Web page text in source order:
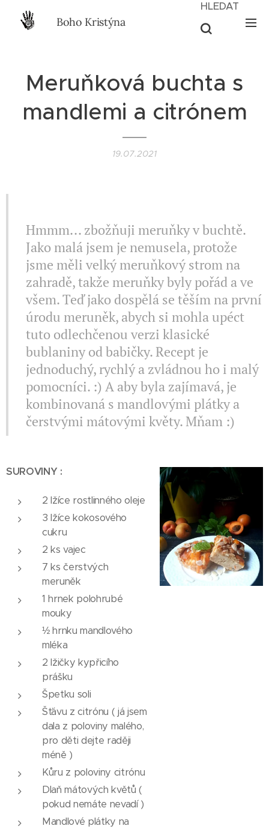
Boho Kristýna
HLEDAT
Meruňková buchta s
mandlemi a citrónem
19.07.2021
Hmmm... zbožňuji meruňky v buchtě.
Jako malá jsem je nemusela, protože
jsme měli velký meruňkový strom na
zahradě, takže meruňky byly pořád a ve
všem. Teď jako dospělá se těším na první
úrodu meruněk, abych si mohla upéct
tuto odlechčenou verzi klasické
bublaniny od babičky. Recept je
jednoduchý, rychlý a zvládnou ho i malý
pomocníci. :) A aby byla zajímavá, je
kombinovaná s mandlovými plátky a
čerstvými mátovými květy. Mňam :)
SUROVINY :
2 lžíce rostlinného oleje
3 lžíce kokosového
cukru
2 ks vajec
7 ks čerstvých
meruněk
1 hrnek polohrubé
mouky
½ hrnku mandlového
mléka
2 lžičky kypřicího
prášku
Špetku soli
Šťávu z citrónu ( já jsem
dala z poloviny malého,
pro děti dejte raději
méně )
Kůru z poloviny citrónu
Dlaň mátových květů (
pokud nemáte nevadí )
Mandlové plátky na